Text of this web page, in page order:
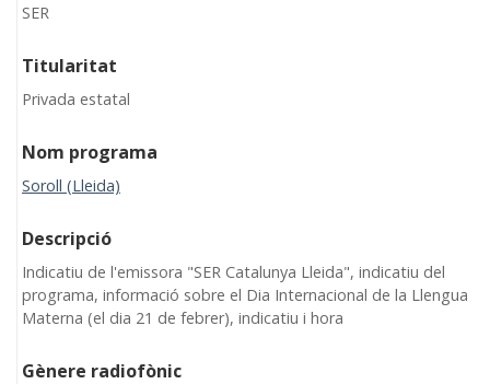
SER
Titularitat
Privada estatal
Nom programa
Soroll (Lleida)
Descripció
Indicatiu de l'emissora "SER Catalunya Lleida", indicatiu del
programa, informació sobre el Dia Internacional de la Llengua
Materna (el dia 21 de febrer), indicatiu i hora
Gènere radiofònic